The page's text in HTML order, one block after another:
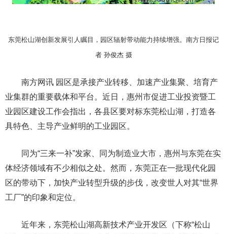
东莞松山湖创新发展引人瞩目，园区辐射带动能力持续增强。南方日报记
者 孙俊杰 摄
南方网讯 园区是承接产业转移、加速产业集聚、培育产
业集群的重要载体和平台。近日，惠州市促进工业投资暨工
业园区建设工作会指出，各县区要对标东莞松山湖，打造各
具特色、主导产业鲜明的工业园区。
同为“三来一补”发家、同为制造业大市，惠州与东莞在实
体经济领域有不少相似之处。然而，东莞正在一批现代化园
区的带动下，加快产业转型升级的步伐，改变世人对其“世界
工厂”的印象和定位。
近年来，东莞松山湖高新技术产业开发区（下称“松山